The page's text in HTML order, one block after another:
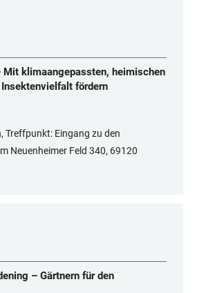
Mit klimaangepassten, heimischen
fördern
Treffpunkt: Eingang zu den
Neuenheimer Feld 340, 69120
– Gärtnern für den